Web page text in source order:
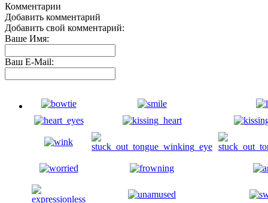
Комментарии
Добавить комментарий
Добавить свой комментарий:
Ваше Имя:
Ваш E-Mail: